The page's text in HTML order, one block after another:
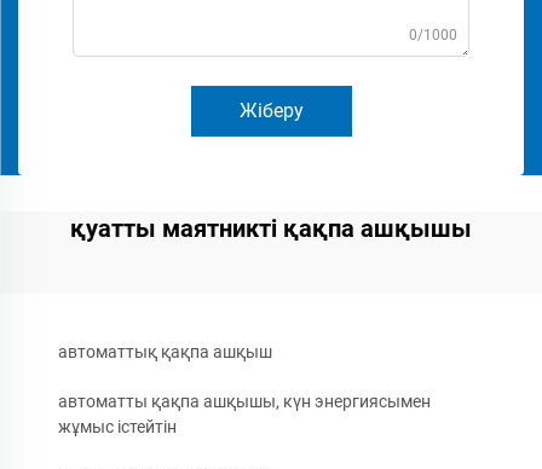
0/1000
Жіберу
қуатты маятникті қақпа ашқышы
автоматтық қақпа ашқыш
автоматты қақпа ашқышы, күн энергиясымен
жұмыс істейтін